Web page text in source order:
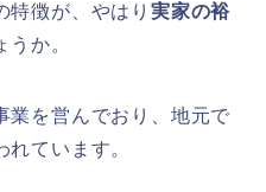
特徴が、やはり 実家の裕
か。
業を営んでおり、地元で
ています。